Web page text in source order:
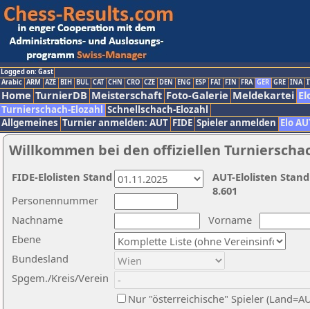
Logged on: Gast
Arabic ARM AZE BIH BUL CAT CHN CRO CZE DEN ENG ESP FAI FIN FRA GER GRE INA
Home TurnierDB Meisterschaft Foto-Galerie Meldekartei
Turnierschach-Elozahl Schnellschach-Elozahl
Allgemeines Turnier anmelden: AUT FIDE Spieler anmelden Elo
Willkommen bei den offiziellen
Nachname
Vorname
Ebene
Personennummer
Bundesland
Spgem./Kreis/Verein
Nur "österreichische" Spieler
AUT-Elolisten
8.601
FIDE-Elolisten Stand